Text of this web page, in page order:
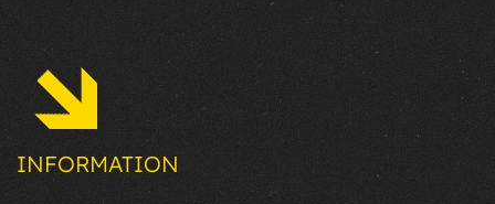
INFORMATION